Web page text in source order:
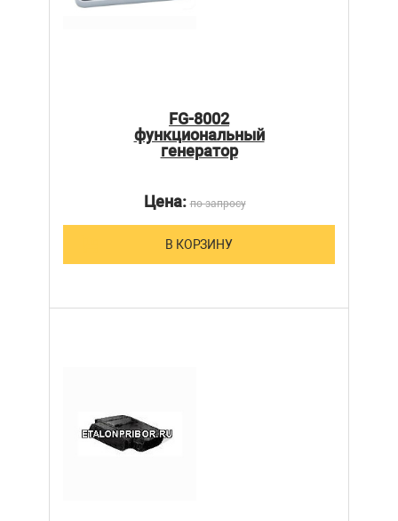
FG-8002
функциональный
генератор
Цена:по запросу
В КОРЗИНУ